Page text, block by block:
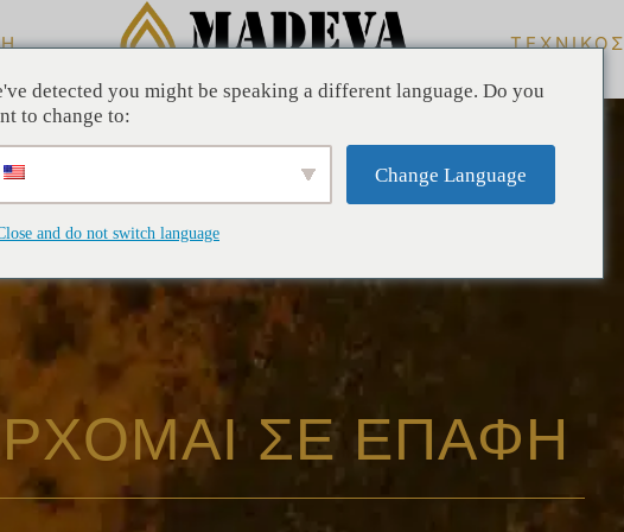
ΤΕΧΝΙΚΌΣ
ΣΕ ΕΠΑΦΗ
detected you might be speaking a different language. Do you
to change to:
Change Language
and do not switch language